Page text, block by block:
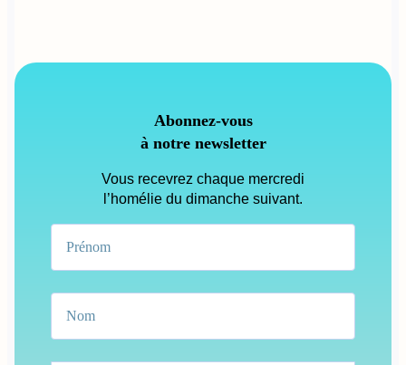
Abonnez-vous
à notre newsletter
Vous recevrez chaque mercredi
l’homélie du dimanche suivant.